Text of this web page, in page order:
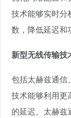
技术能够实时分
数，降低延迟和
新型无线传输技
包括太赫兹通信
技术能够利用更
的延迟。太赫兹